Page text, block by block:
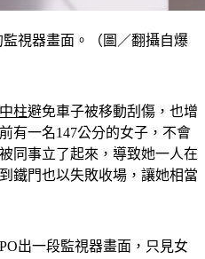
視器畫面。（圖／翻攝自爆
中柱避免車子被移動刮傷，也增
有一名147公分的女子，不會
同事立了起來，導致她一人在
鐵門也以失敗收場，讓她相當
PO出一段監視器畫面，只見女